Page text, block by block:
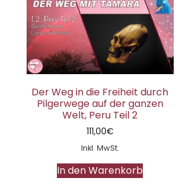
Der Weg in die Freiheit durch
Pilgerwege auf der ganzen
Welt, Peru Teil 2
111,00€
Inkl. MwSt.
In den Warenkorb